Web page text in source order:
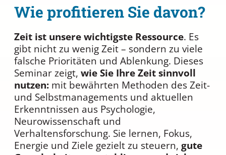
Wie profitieren Sie davon?
Zeit ist unsere wichtigste Ressource. Es
gibt nicht zu wenig Zeit – sondern zu viele
falsche Prioritäten und Ablenkung. Dieses
Seminar zeigt, wie Sie Ihre Zeit sinnvoll
nutzen: mit bewährten Methoden des Zeit-
und Selbstmanagements und aktuellen
Erkenntnissen aus Psychologie,
Neurowissenschaft und
Verhaltensforschung. Sie lernen, Fokus,
Energie und Ziele gezielt zu steuern, gute